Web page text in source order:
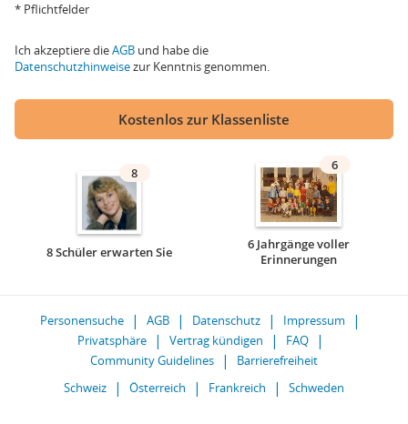
* Pflichtfelder
Ich akzeptiere dieAGB und habe die
Datenschutzhinweisezur Kenntnis genommen.
Kostenlos zur Klassenliste
8
8 Schüler erwarten Sie
6
6 Jahrgänge voller
Erinnerungen
Personensuche AGB Datenschutz
Impressum
Privatsphäre
Vertrag kündigen
FAQ
Community Guidelines
Barrierefreiheit
Schweiz
Österreich Frankreich Schweden